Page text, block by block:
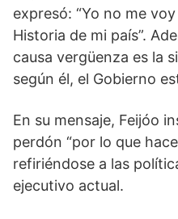
expresó: “Yo no me
Historia de mi país”.
causa vergüenza es la
según él, el Gobierno
En su mensaje, Feijóo
perdón “por lo que
refiriéndose a las
ejecutivo actual.